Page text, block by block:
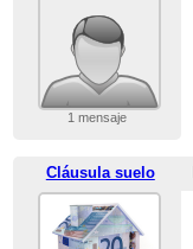
1 mensaje
Cláusula suelo